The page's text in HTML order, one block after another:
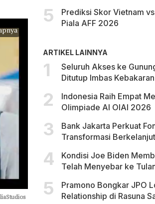
Prediksi Skor Vietnam
Piala AFF 2026
ARTIKEL LAINNYA
Seluruh Akses ke
Ditutup Imbas
Indonesia Raih Empat
Olimpiade AI OIAI 2026
Bank Jakarta Perkuat
Transformasi
Kondisi Joe Biden
Telah Menyebar ke
Pramono Bongkar JPO
Relationship di Rasuna